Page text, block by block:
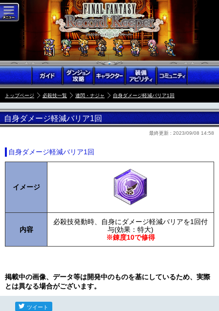
トップページ 必殺技一覧 連閃・ナジャ 自身ダメージ軽減バリア1回
自身ダメージ軽減バリア1回
最終更新 : 2023/09/08 14:58
自身ダメージ軽減バリア1回
イメージ
内容
必殺技発動時、自身にダメージ軽減バリアを1回付
与(効果：特大)
※錬度10で修得
掲載中の画像、データ等は開発中のものを基にしているため、実際
とは異なる場合がございます。
ツイート